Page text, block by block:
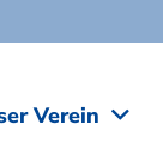
Verein